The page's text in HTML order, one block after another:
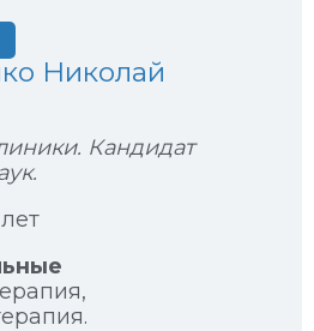
Николай
Кандидат